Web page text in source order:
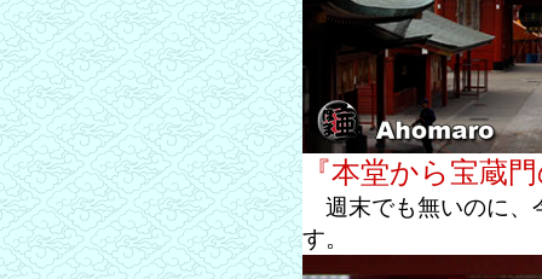
『本堂から宝蔵
週末でも無いのに、
す。